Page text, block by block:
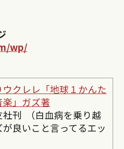
wp/
ウクレレ「地球１かんた
楽」ガズ著
社刊 （白血病を乗り越
が良いこと言ってるエッ